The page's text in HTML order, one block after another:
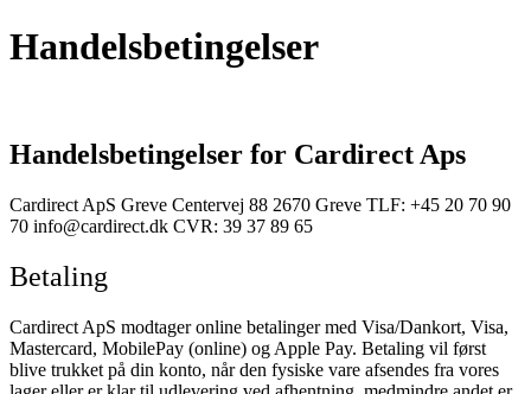
Handelsbetingelser
Handelsbetingelser for Cardirect Aps
Cardirect ApS Greve Centervej 88 2670 Greve TLF: +45 20 70 90
70 info@cardirect.dk CVR: 39 37 89 65
Betaling
Cardirect ApS modtager online betalinger med Visa/Dankort, Visa,
Mastercard, MobilePay (online) og Apple Pay. Betaling vil først
blive trukket på din konto, når den fysiske vare afsendes fra vores